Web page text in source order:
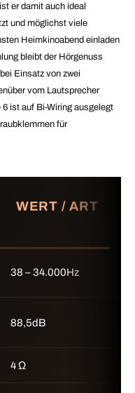
er damit auch ideal
und möglichst viele
Heimkinoabend einladen
bleibt der Hörgenuss
Einsatz von zwei
vom Lautsprecher
ist auf Bi-Wiring ausgelegt
für
WERT / ART
38 – 34.000Hz
88,5dB
4 Ω